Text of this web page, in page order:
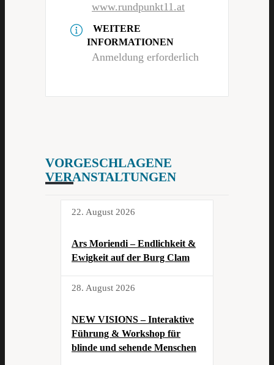
www.rundpunkt11.at
WEITERE
INFORMATIONEN
Anmeldung erforderlich
VORGESCHLAGENE
VERANSTALTUNGEN
22. August 2026
Ars Moriendi – Endlichkeit &
Ewigkeit auf der Burg Clam
28. August 2026
NEW VISIONS – Interaktive
Führung & Workshop für
blinde und sehende Menschen